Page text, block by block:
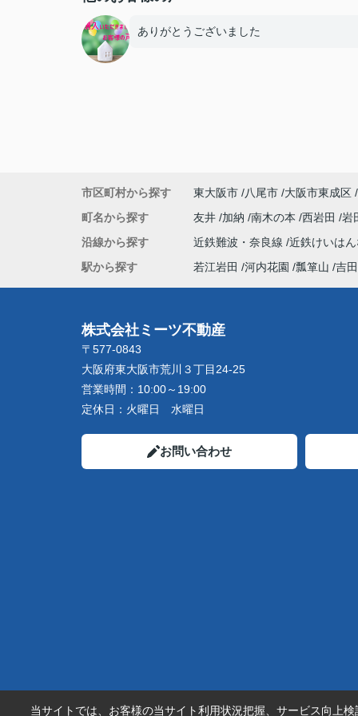
ありがとうございました
市区町村から探す 東大阪市 八尾市 大阪市東成区
町名から探す
友井 加納 南木の本 西岩田 岩
沿線から探す
近鉄難波・奈良線 近鉄けいは
駅から探す
若江岩田 河内花園 瓢箪山 吉田
株式会社ミーツ不動産
〒577-0843
大阪府東大阪市荒川３丁目24-25
営業時間： 10:00～19:00
定休日： 火曜日 水曜日
お問い合わせ
当サイトでは、お客様の当サイト利用状況把握、サービス向上